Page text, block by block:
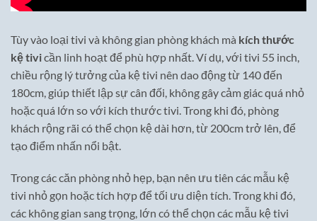
Tùy vào loại tivi và không gian phòng khách mà kích thước
kệ tivicần linh hoạt để phù hợp nhất. Ví dụ, với tivi 55 inch,
chiều rộng lý tưởng của kệ tivi nên dao động từ 140 đến
180cm, giúp thiết lập sự cân đối, không gây cảm giác quá nhỏ
hoặc quá lớn so với kích thước tivi. Trong khi đó, phòng
khách rộng rãi có thể chọn kệ dài hơn, từ 200cm trở lên, để
tạo điểm nhấn nổi bật.
Trong các căn phòng nhỏ hẹp, bạn nên ưu tiên các mẫu kệ
tivi nhỏ gọn hoặc tích hợp để tối ưu diện tích. Trong khi đó,
các không gian sang trọng, lớn có thể chọn các mẫu kệ tivi